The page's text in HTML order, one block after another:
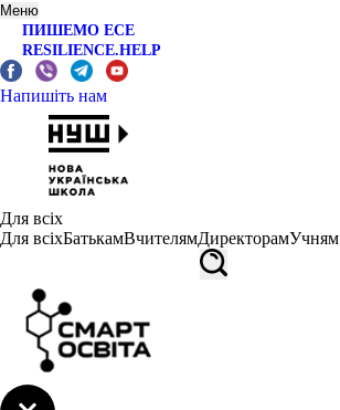
Меню
ПИШЕМО ЕСЕ
RESILIENCE.HELP
Напишіть нам
Для всіх
Для всіхБатькамВчителямДиректорамУчням